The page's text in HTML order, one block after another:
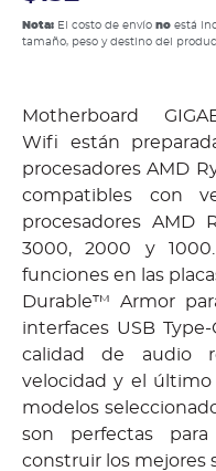
Nota: El costo de envío no está
tamaño, peso y destino del
Motherboard
Wifi están
procesadores AMD
compatibles con
procesadores AMD
3000, 2000 y
funciones en las
Durable™ Armor
interfaces USB
calidad de audio
velocidad y el
modelos
son perfectas
construir los mejores